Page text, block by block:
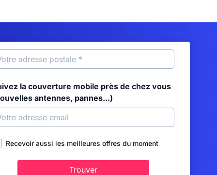
la couverture mobile près de chez vous
antennes, pannes...)
Recevoir aussi les meilleures offres du moment
Trouver